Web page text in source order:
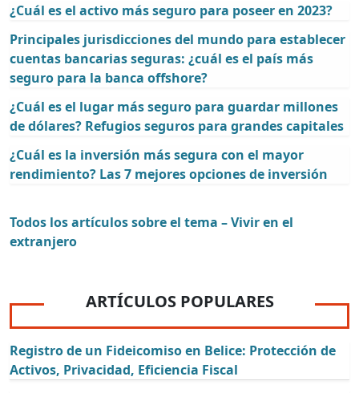
¿Cuál es el activo más seguro para poseer en 2023?
Principales jurisdicciones del mundo para establecer
cuentas bancarias seguras: ¿cuál es el país más
seguro para la banca offshore?
¿Cuál es el lugar más seguro para guardar millones
de dólares? Refugios seguros para grandes capitales
¿Cuál es la inversión más segura con el mayor
rendimiento? Las 7 mejores opciones de inversión
Todos los artículos sobre el tema – Vivir en el
extranjero
ARTÍCULOS POPULARES
Registro de un Fideicomiso en Belice: Protección de
Activos, Privacidad, Eficiencia Fiscal